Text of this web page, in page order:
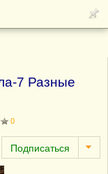
7 Разные
0